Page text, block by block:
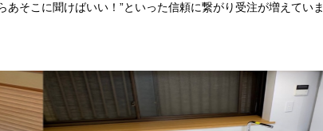
あそこに聞けばいい！”といった信頼に繋がり受注が増えていま